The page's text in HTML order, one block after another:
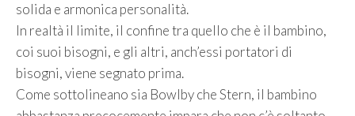
solida e armonica personalità.
In realtà il limite, il confine tra quello che è il bambino,
coi suoi bisogni, e gli altri, anch’essi portatori di
bisogni, viene segnato prima.
Come sottolineano sia Bowlby che Stern, il bambino